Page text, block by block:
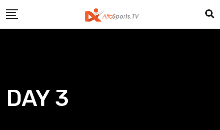
to
DAY 3